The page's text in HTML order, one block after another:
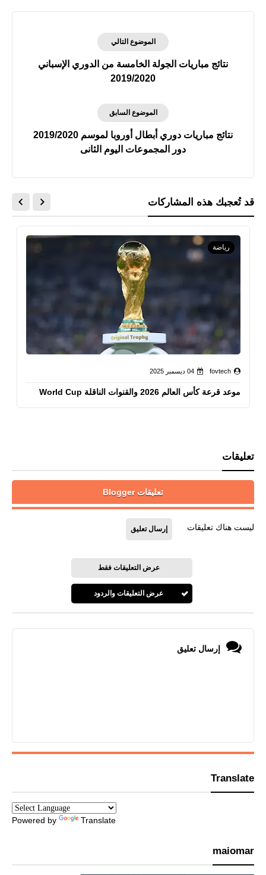
الموضوع التالي
نتائج مباريات الجولة الخامسة من الدوري الإسباني
2019/2020
الموضوع السابق
نتائج مباريات دوري أبطال أوروبا لموسم 2019/2020
دور المجموعات اليوم الثانى
قد تُعجبك هذه المشاركات
رياضة
fovtech 04 ديسمبر 2025
موعد قرعة كأس العالم 2026 والقنوات الناقلة World Cup
تعليقات
تعليقات Blogger
ليست هناك تعليقات إرسال تعليق
عرض التعليقات فقط
عرض التعليقات والردود
إرسال تعليق
Translate
Powered by Translate
maiomar